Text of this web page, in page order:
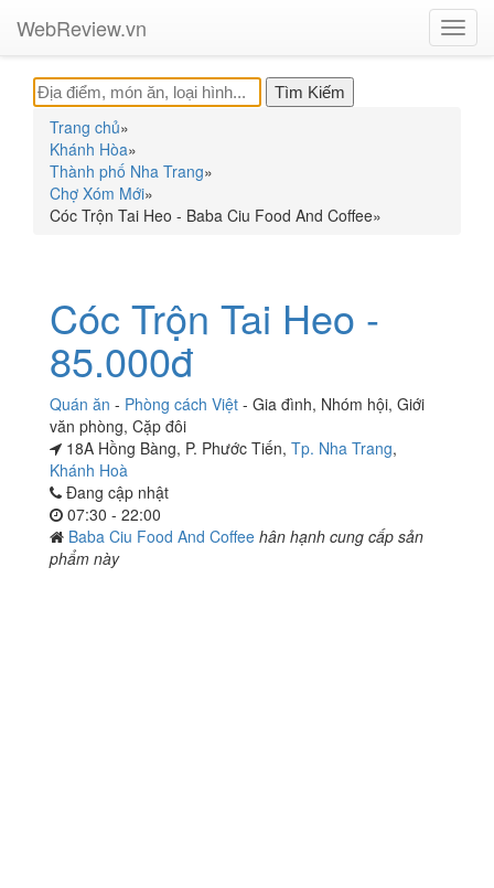
WebReview.vn
Trang chủ»
Khánh Hòa»
Thành phố Nha Trang»
Chợ Xóm Mới»
Cóc Trộn Tai Heo - Baba Ciu Food And Coffee»
Cóc Trộn Tai Heo -
85.000đ
Quán ăn - Phòng cách Việt - Gia đình, Nhóm hội, Giới
văn phòng, Cặp đôi
18A Hồng Bàng, P. Phước Tiến, Tp. Nha Trang,
Khánh Hoà
Đang cập nhật
07:30 - 22:00
Baba Ciu Food And Coffee hân hạnh cung cấp sản
phẩm này